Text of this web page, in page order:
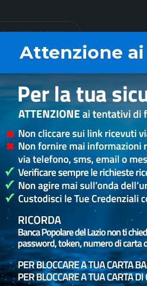
PORTALE SOCI
Attenzione